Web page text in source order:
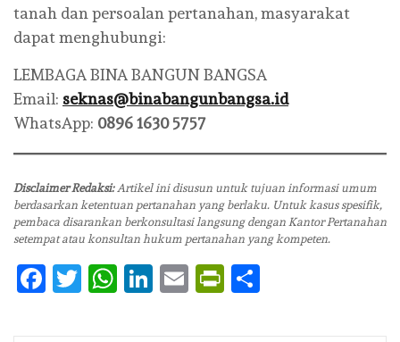
tanah dan persoalan pertanahan, masyarakat
dapat menghubungi:
LEMBAGA BINA BANGUN BANGSA
Email: seknas@binabangunbangsa.id
WhatsApp: 0896 1630 5757
Disclaimer Redaksi:Artikel ini disusun untuk tujuan informasi umum
berdasarkan ketentuan pertanahan yang berlaku. Untuk kasus spesifik,
pembaca disarankan berkonsultasi langsung dengan Kantor Pertanahan
setempat atau konsultan hukum pertanahan yang kompeten.
Facebook
Twitter
WhatsApp
LinkedIn
EmailPrintFriendly